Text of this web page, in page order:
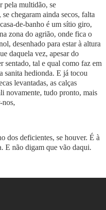
pela multidão, se
chegaram ainda secos, falta
de-banho é um sítio giro,
zona do agrião, onde fica o
desenhado para estar à altura
daquela vez, apesar do
sentado, tal e qual como faz em
sanita hedionda. E já tocou
levantadas, as calças
novamente, tudo pronto, mais
nos,
dos deficientes, se houver. É à
E não digam que vão daqui.